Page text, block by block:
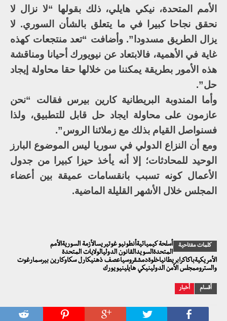
الأمم المتحدة، نيكي هايلي، ذلك بقولها “لا نزال لا
نحقق نجاحا كبيرا في ما يتعلق بالشأن السوري. لا
يزال الطريق مسدودا”. وأضافت “تعد منتجعات كهذه
غاية في الأهمية، فالابتعاد عن نيويورك أحيانا ومناقشة
هذه الأمور بطريقة يمكننا من خلالها حقا محاولة إيجاد
حل”.
وأما المندوبة البريطانية كارين بيرس فقالت “نحن
عازمون على محاولة ايجاد حل قابل للتطبيق، ولذا
فسنواصل القيام بذلك مع زملائنا الروس”.
ومع أن النزاع الدولي في سوريا ليس الموضوع البارز
الوحيد للمحادثات؛ إلا أنه يأخذ حيزا كبيرا من جدول
الأعمال كونه تسبب بانقسامات عميقة بين أعضاء
المجلس خلال الأشهر القليلة الماضية.
كلمات مفتاحية
أسلحة كيميائيةأنطونيو غوتيريسالأزمة السوريةالأمم
المتحدةالسويدالقانون الدوليالولايات المتحدة
الأمريكيةباكاكرابريطانياخلوةدمشقروسياعصف ذهنيكارل سكاوكارين بيرسمارغوت
والستروممجلس الأمن الدولينيكي هايلينيويورك
أقسام أخبار